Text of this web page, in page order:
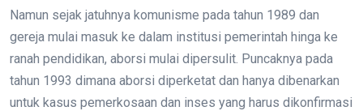
Namun sejak jatuhnya komunisme pada tahun 1989 dan
gereja mulai masuk ke dalam institusi pemerintah hinga ke
ranah pendidikan, aborsi mulai dipersulit. Puncaknya pada
tahun 1993 dimana aborsi diperketat dan hanya dibenarkan
untuk kasus pemerkosaan dan inses yang harus dikonfirmasi